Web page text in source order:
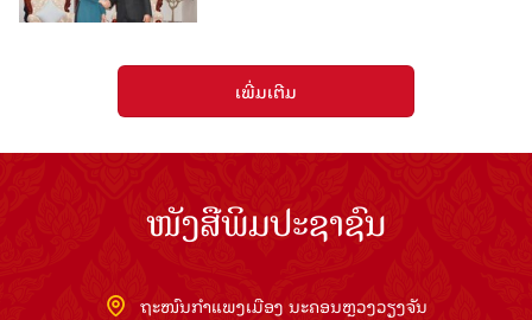
ເພີ່ມເຕີມ
ໜັງສືພິມປະຊາຊົນ
ຖະໜົນກຳແພງເມືອງ ນະຄອນຫຼວງວຽງຈັນ